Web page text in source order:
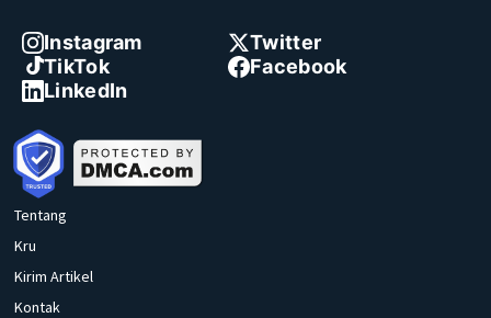
Instagram
Twitter
TikTok
Facebook
LinkedIn
Tentang
Kru
Kirim Artikel
Kontak